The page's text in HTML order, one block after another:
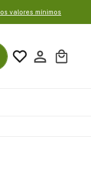
valores mínimos